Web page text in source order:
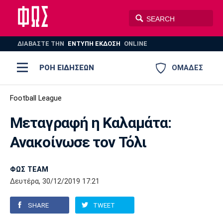
ΔΙΑΒΑΣΤΕ THN ΕΝΤΥΠΗ ΕΚΔΟΣΗ ONLINE
ΟΜΑΔΕΣ
ΡΟΗ ΕΙΔΗΣΕΩΝ
ΠΟΔΟΣΦΑΙΡΟ
ΒΟΛΕΪ ΠΟΛΟ ΣΠΟΡ
AUTO-MOTO
Ποδόσφαιρο
Super League 1
Super League 2
Γ Εθνική
Ελλάδα
Μπάσκετ
Ελλάδα
Εθνική
EuroLeague
Ολυμπιακοί Αγώνες
Βόλεϊ
Πόλο
Ολυμπιακός ΑΕΚ
Παναθηναϊκός Ατρόμητος
Football League
Μεταγραφή η Καλαμάτα:
Ανακοίνωσε τον Τόλι
ΦΩΣ TEAM
Δευτέρα, 30/12/2019 17:21
SHARE TWEET